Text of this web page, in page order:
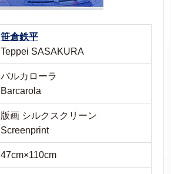
笹倉鉄平
Teppei SASAKURA
バルカローラ
Barcarola
版画 シルクスクリーン
Screenprint
47cm×110cm